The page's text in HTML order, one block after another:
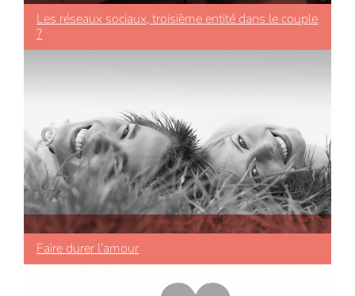
Les réseaux sociaux, troisième entité dans le couple
?
Faire durer l’amour